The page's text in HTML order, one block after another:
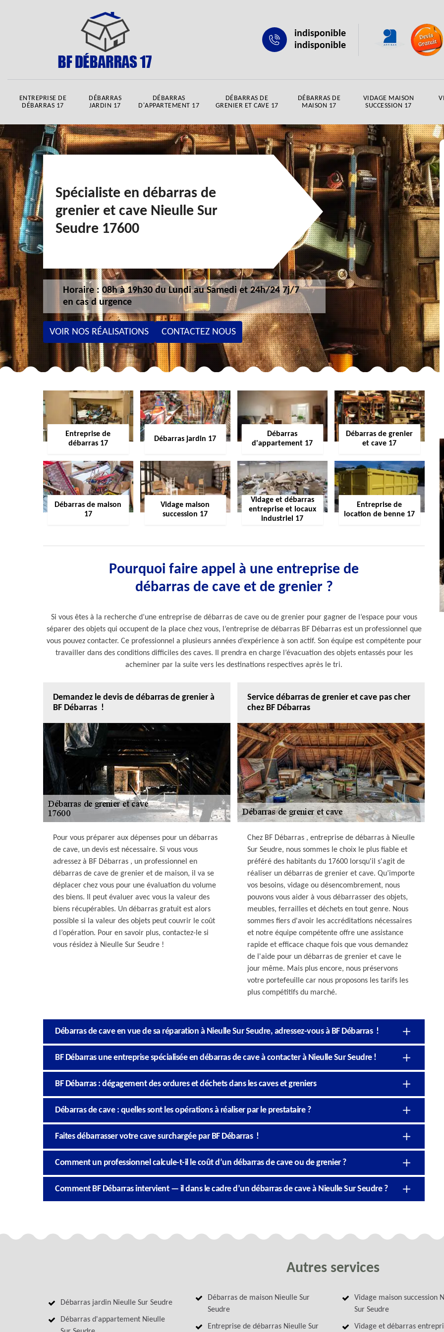
indisponible
indisponible
ENTREPRISE DE
DÉBARRAS 17
DÉBARRAS
JARDIN 17
DÉBARRAS
D'APPARTEMENT 17
DÉBARRAS DE
GRENIER ET CAVE 17
DÉBARRAS DE
MAISON 17
VIDAGE MAISON
SUCCESSION 17
Spécialiste en débarras de
grenier et cave Nieulle Sur
Seudre 17600
Horaire : 08h à 19h30 du Lundi au Samedi et 24h/24 7j/7
en cas d urgence
VOIR NOS RÉALISATIONS CONTACTEZ NOUS
Entreprise de
débarras 17
Débarras jardin 17
Débarras
d'appartement 17
Débarras de grenier
et cave 17
Débarras de maison
17
Vidage maison
succession 17
Vidage et débarras
entreprise et locaux
industriel 17
Entreprise de
location de benne 17
Pourquoi faire appel à une entreprise de
débarras de cave et de grenier ?
Si vous êtes à la recherche d’une entreprise de débarras de cave ou de grenier pour gagner de l’espace pour vous
séparer des objets qui occupent de la place chez vous, l’entreprise de débarras BF Débarras est un professionnel que
vous pouvez contacter. Ce professionnel a plusieurs années d’expérience à son actif. Son équipe est compétente pour
travailler dans des conditions difficiles des caves. Il prendra en charge l’évacuation des objets entassés pour les
acheminer par la suite vers les destinations respectives après le tri.
Demandez le devis de débarras de grenier à
BF Débarras !
Pour vous préparer aux dépenses pour un débarras
de cave, un devis est nécessaire. Si vous vous
adressez à BF Débarras , un professionnel en
débarras de cave de grenier et de maison, il va se
déplacer chez vous pour une évaluation du volume
des biens. Il peut évaluer avec vous la valeur des
biens récupérables. Un débarras gratuit est alors
possible si la valeur des objets peut couvrir le coût
d l’opération. Pour en savoir plus, contactez-le si
vous résidez à Nieulle Sur Seudre !
Service débarras de grenier et cave pas cher
chez BF Débarras
Chez BF Débarras , entreprise de débarras à Nieulle
Sur Seudre, nous sommes le choix le plus fiable et
préféré des habitants du 17600 lorsqu'il s'agit de
réaliser un débarras de grenier et cave. Qu’importe
vos besoins, vidage ou désencombrement, nous
pouvons vous aider à vous débarrasser des objets,
meubles, ferrailles et déchets en tout genre. Nous
sommes fiers d'avoir les accréditations nécessaires
et notre équipe compétente offre une assistance
rapide et efficace chaque fois que vous demandez
de l'aide pour un débarras de grenier et cave le
jour même. Mais plus encore, nous préservons
votre portefeuille car nous proposons les tarifs les
plus compétitifs du marché.
Débarras de cave en vue de sa réparation à Nieulle Sur Seudre, adressez-vous à BF Débarras !
BF Débarras une entreprise spécialisée en débarras de cave à contacter à Nieulle Sur Seudre !
BF Débarras : dégagement des ordures et déchets dans les caves et greniers
Débarras de cave : quelles sont les opérations à réaliser par le prestataire ?
Faites débarrasser votre cave surchargée par BF Débarras !
Comment un professionnel calcule-t-il le coût d’un débarras de cave ou de grenier ?
Comment BF Débarras intervient — il dans le cadre d’un débarras de cave à Nieulle Sur Seudre ?
Autres services
Débarras jardin Nieulle Sur Seudre
Débarras d'appartement Nieulle
Débarras de maison Nieulle Sur
Seudre
Entreprise de débarras Nieulle Sur
Vidage maison succession
Sur Seudre
Vidage et débarras